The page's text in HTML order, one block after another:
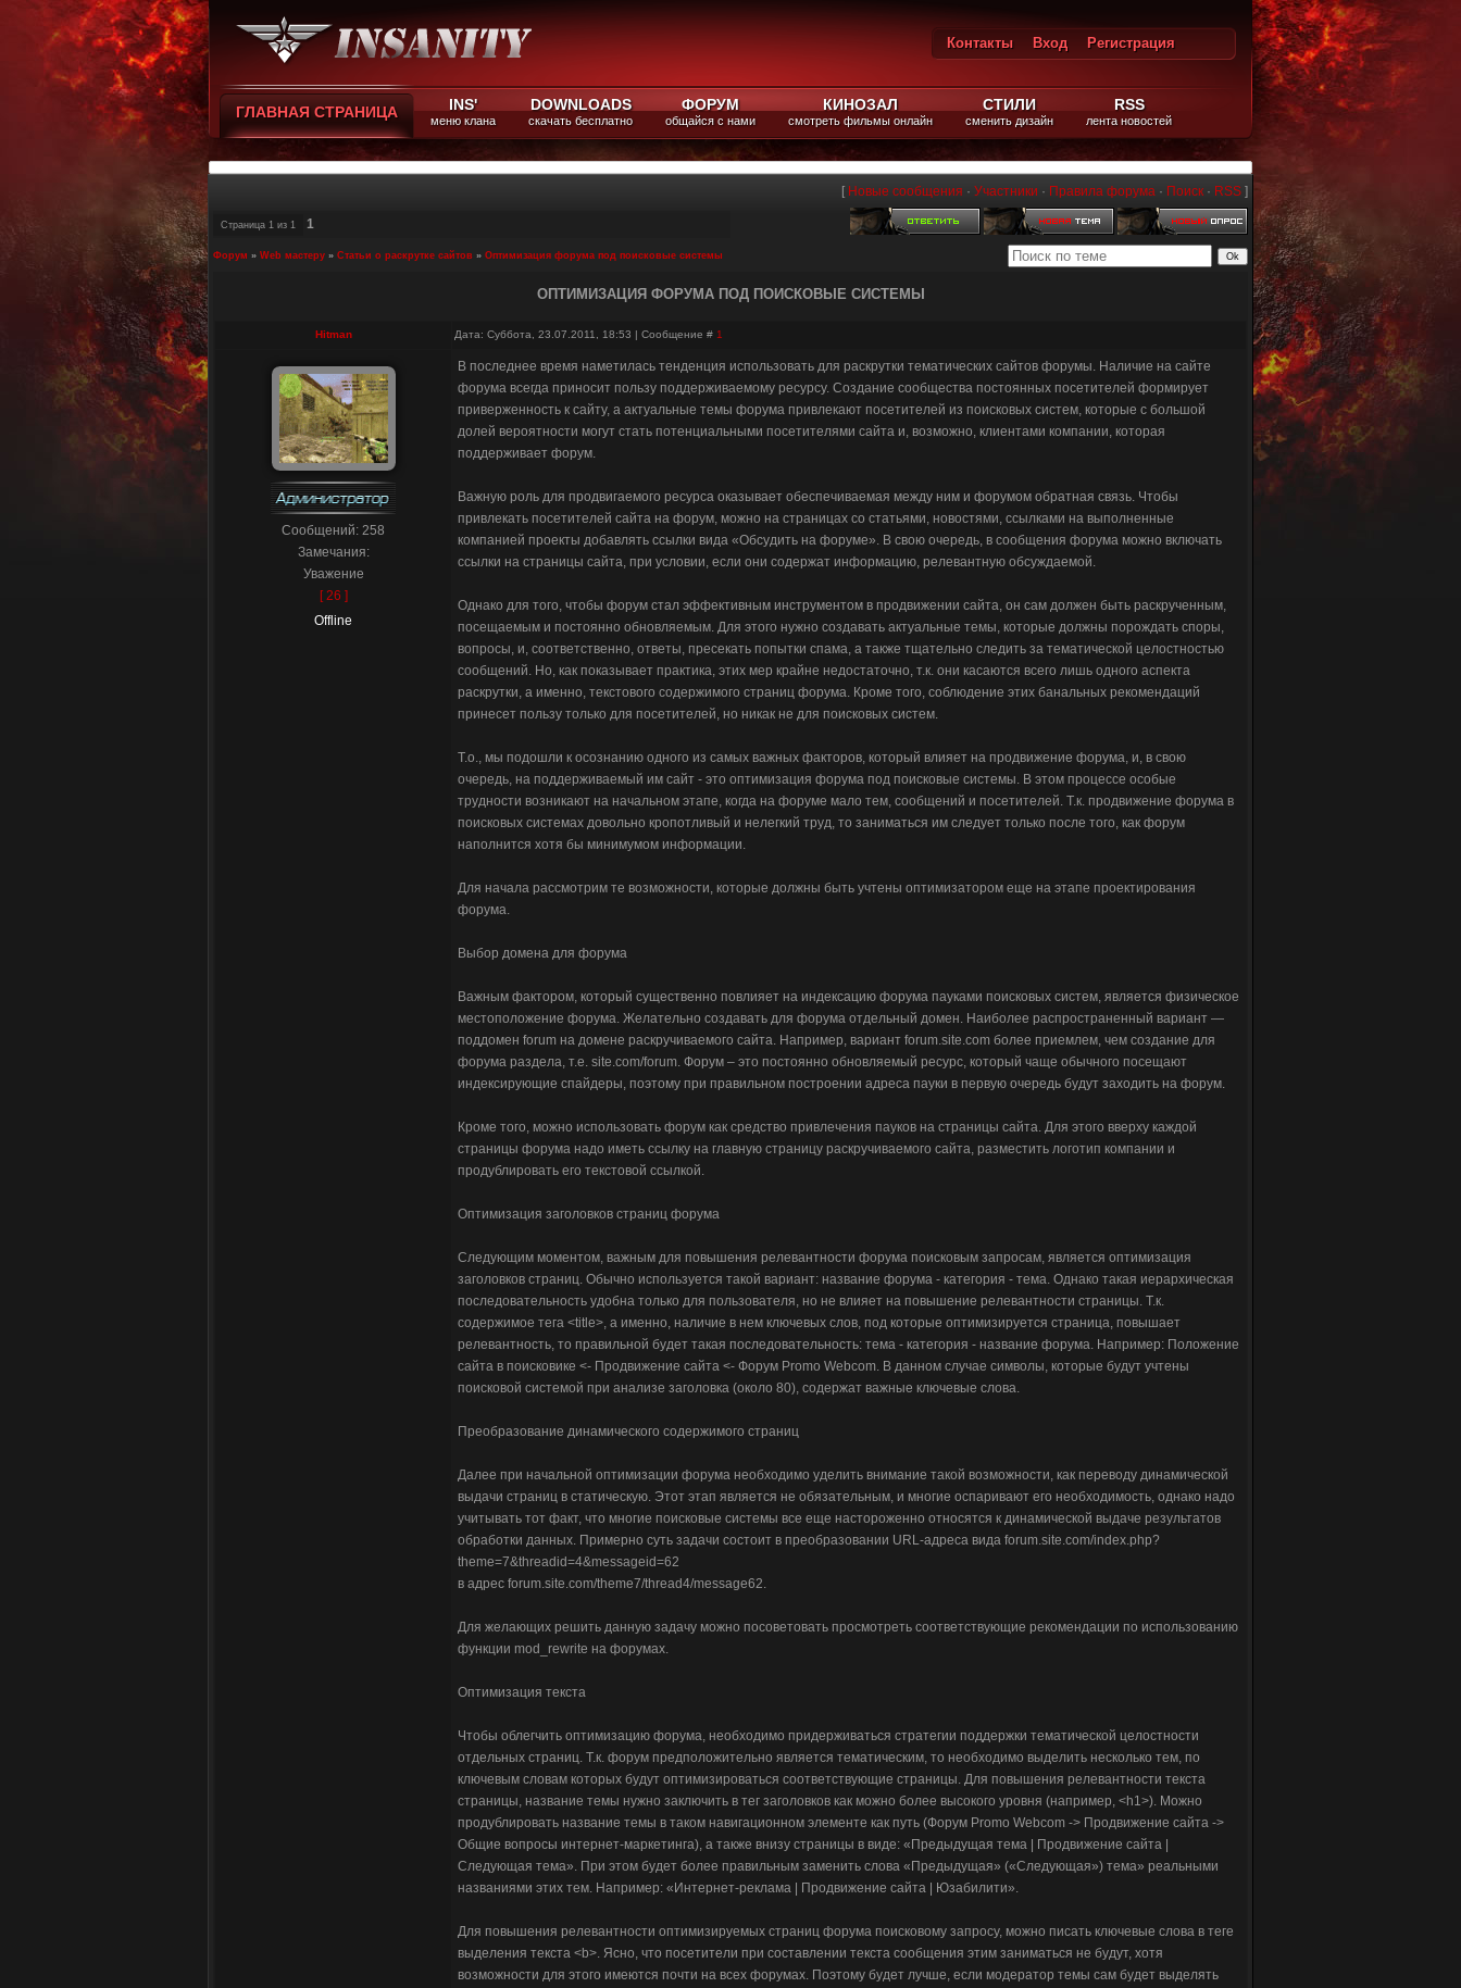
Контакты Вход
Регистрация
ГЛАВНАЯ СТРАНИЦА INS'
меню клана
DOWNLOADS
скачать бесплатно
ФОРУМ
общайся с нами
КИНОЗАЛ
смотреть фильмы онлайн
СТИЛИ
сменить дизайн
RSS
лента новостей
[ Новые сообщения · Участники · Правила форума · Поиск · RSS ]
Страница 1 из 1 1
Форум » Web мастеру » Статьи о раскрутке сайтов » Оптимизация форума под поисковые системы
ОПТИМИЗАЦИЯ ФОРУМА ПОД ПОИСКОВЫЕ СИСТЕМЫ
Hitman Дата: Суббота, 23.07.2011, 18:53 | Сообщение # 1
Сообщений: 258
Замечания:
Уважение
[ 26 ]
Offline
В последнее время наметилась тенденция использовать для раскрутки тематических сайтов форумы. Наличие на сайте
форума всегда приносит пользу поддерживаемому ресурсу. Создание сообщества постоянных посетителей формирует
приверженность к сайту, а актуальные темы форума привлекают посетителей из поисковых систем, которые с большой
долей вероятности могут стать потенциальными посетителями сайта и, возможно, клиентами компании, которая
поддерживает форум.
Важную роль для продвигаемого ресурса оказывает обеспечиваемая между ним и форумом обратная связь. Чтобы
привлекать посетителей сайта на форум, можно на страницах со статьями, новостями, ссылками на выполненные
компанией проекты добавлять ссылки вида «Обсудить на форуме». В свою очередь, в сообщения форума можно включать
ссылки на страницы сайта, при условии, если они содержат информацию, релевантную обсуждаемой.
Однако для того, чтобы форум стал эффективным инструментом в продвижении сайта, он сам должен быть раскрученным,
посещаемым и постоянно обновляемым. Для этого нужно создавать актуальные темы, которые должны порождать споры,
вопросы, и, соответственно, ответы, пресекать попытки спама, а также тщательно следить за тематической целостностью
сообщений. Но, как показывает практика, этих мер крайне недостаточно, т.к. они касаются всего лишь одного аспекта
раскрутки, а именно, текстового содержимого страниц форума. Кроме того, соблюдение этих банальных рекомендаций
принесет пользу только для посетителей, но никак не для поисковых систем.
Т.о., мы подошли к осознанию одного из самых важных факторов, который влияет на продвижение форума, и, в свою
очередь, на поддерживаемый им сайт - это оптимизация форума под поисковые системы. В этом процессе особые
трудности возникают на начальном этапе, когда на форуме мало тем, сообщений и посетителей. Т.к. продвижение форума в
поисковых системах довольно кропотливый и нелегкий труд, то заниматься им следует только после того, как форум
наполнится хотя бы минимумом информации.
Для начала рассмотрим те возможности, которые должны быть учтены оптимизатором еще на этапе проектирования
форума.
Выбор домена для форума
Важным фактором, который существенно повлияет на индексацию форума пауками поисковых систем, является физическое
местоположение форума. Желательно создавать для форума отдельный домен. Наиболее распространенный вариант —
поддомен forum на домене раскручиваемого сайта. Например, вариант forum.site.com более приемлем, чем создание для
форума раздела, т.е. site.com/forum. Форум – это постоянно обновляемый ресурс, который чаще обычного посещают
индексирующие спайдеры, поэтому при правильном построении адреса пауки в первую очередь будут заходить на форум.
Кроме того, можно использовать форум как средство привлечения пауков на страницы сайта. Для этого вверху каждой
страницы форума надо иметь ссылку на главную страницу раскручиваемого сайта, разместить логотип компании и
продублировать его текстовой ссылкой.
Оптимизация заголовков страниц форума
Следующим моментом, важным для повышения релевантности форума поисковым запросам, является оптимизация
заголовков страниц. Обычно используется такой вариант: название форума - категория - тема. Однако такая иерархическая
последовательность удобна только для пользователя, но не влияет на повышение релевантности страницы. Т.к.
содержимое тега <title>, а именно, наличие в нем ключевых слов, под которые оптимизируется страница, повышает
релевантность, то правильной будет такая последовательность: тема - категория - название форума. Например: Положение
сайта в поисковике <- Продвижение сайта <- Форум Promo Webcom. В данном случае символы, которые будут учтены
поисковой системой при анализе заголовка (около 80), содержат важные ключевые слова.
Преобразование динамического содержимого страниц
Далее при начальной оптимизации форума необходимо уделить внимание такой возможности, как переводу динамической
выдачи страниц в статическую. Этот этап является не обязательным, и многие оспаривают его необходимость, однако надо
учитывать тот факт, что многие поисковые системы все еще настороженно относятся к динамической выдаче результатов
обработки данных. Примерно суть задачи состоит в преобразовании URL-адреса вида forum.site.com/index.php?
theme=7&threadid=4&messageid=62
в адрес forum.site.com/theme7/thread4/message62.
Для желающих решить данную задачу можно посоветовать просмотреть соответствующие рекомендации по использованию
функции mod_rewrite на форумах.
Оптимизация текста
Чтобы облегчить оптимизацию форума, необходимо придерживаться стратегии поддержки тематической целостности
отдельных страниц. Т.к. форум предположительно является тематическим, то необходимо выделить несколько тем, по
ключевым словам которых будут оптимизироваться соответствующие страницы. Для повышения релевантности текста
страницы, название темы нужно заключить в тег заголовков как можно более высокого уровня (например, <h1>). Можно
продублировать название темы в таком навигационном элементе как путь (Форум Promo Webcom -> Продвижение сайта ->
Общие вопросы интернет-маркетинга), а также внизу страницы в виде: «Предыдущая тема | Продвижение сайта |
Следующая тема». При этом будет более правильным заменить слова «Предыдущая» («Следующая») тема» реальными
названиями этих тем. Например: «Интернет-реклама | Продвижение сайта | Юзабилити».
Для повышения релевантности оптимизируемых страниц форума поисковому запросу, можно писать ключевые слова в теге
выделения текста <b>. Ясно, что посетители при составлении текста сообщения этим заниматься не будут, хотя
возможности для этого имеются почти на всех форумах. Поэтому будет лучше, если модератор темы сам будет выделять